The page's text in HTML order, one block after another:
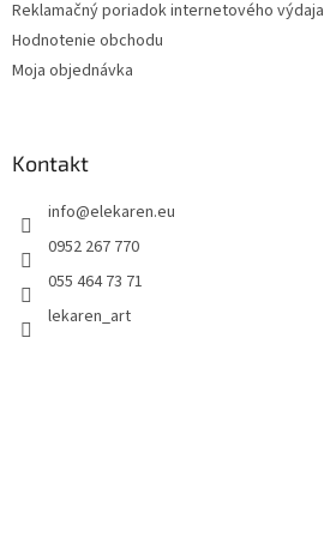
Reklamačný poriadok internetového výdaja
Hodnotenie obchodu
Moja objednávka
Kontakt
info@elekaren.eu
0952 267 770
055 464 73 71
lekaren_art